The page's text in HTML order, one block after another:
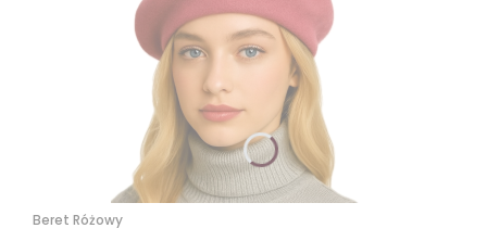
Beret Różowy